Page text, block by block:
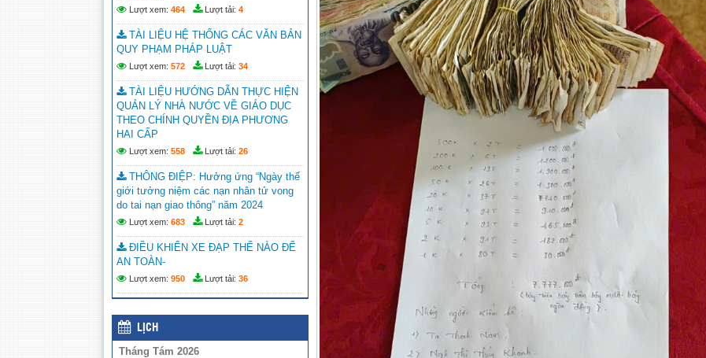
Lượt xem: 464 Lượt tải: 4
TÀI LIỆU HỆ THỐNG CÁC VĂN BẢN
QUY PHẠM PHÁP LUẬT
Lượt xem: 572 Lượt tải: 34
TÀI LIỆU HƯỚNG DẪN THỰC HIỆN
QUẢN LÝ NHÀ NƯỚC VỀ GIÁO DỤC
THEO CHÍNH QUYỀN ĐỊA PHƯƠNG
HAI CẤP
Lượt xem: 558 Lượt tải: 26
THÔNG ĐIỆP: Hưởng ứng “Ngày thế
giới tưởng niệm các nạn nhân tử vong
do tai nạn giao thông” năm 2024
Lượt xem: 683 Lượt tải: 2
ĐIỀU KHIỂN XE ĐẠP THẾ NÀO ĐỂ
AN TOÀN-
Lượt xem: 950 Lượt tải: 36
LỊCH
Tháng Tám 2026